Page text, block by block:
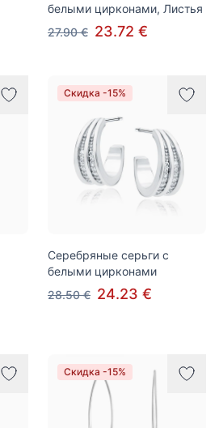
белыми цирконами, Листья
27.90 € 23.72 €
Скидка -15%
Серебряные серьги с
белыми цирконами
28.50 € 24.23 €
Скидка -15%